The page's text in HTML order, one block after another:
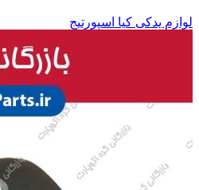
لوازم یدکی کیا اسپورتیج